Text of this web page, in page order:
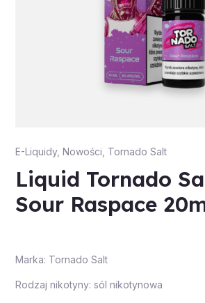
E-Liquidy, Nowości Tornado Salt
Liquid Tornado
Sour Raspace
Marka: Tornado Salt
Rodzaj nikotyny: sól nikotynowa